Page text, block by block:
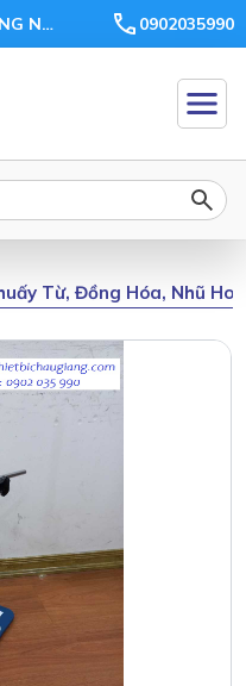
CÔNG TY TNHH THIẾT BỊ VÀ CÔNG NGHỆ CHÂU GIANG 0902035990
Từ, Đồng Hóa, Nhũ Hoá